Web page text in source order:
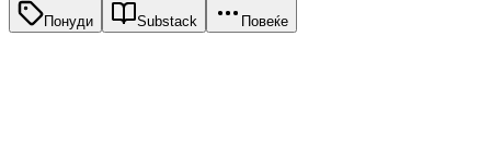
Понуди Substack Повеќе